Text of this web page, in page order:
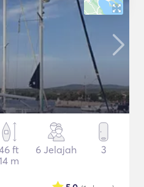
ft
m
6 Jelajah 3